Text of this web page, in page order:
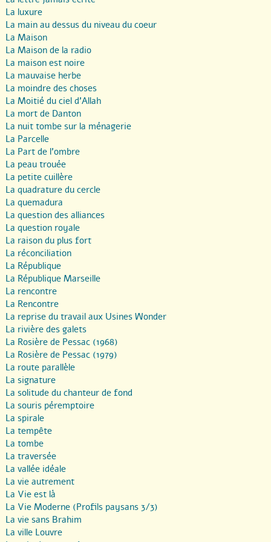
La luxure
La main au dessus du niveau du coeur
La Maison
La Maison de la radio
La maison est noire
La mauvaise herbe
La moindre des choses
La Moitié du ciel d’Allah
La mort de Danton
La nuit tombe sur la ménagerie
La Parcelle
La Part de l’ombre
La peau trouée
La petite cuillère
La quadrature du cercle
La quemadura
La question des alliances
La question royale
La raison du plus fort
La réconciliation
La République
La République Marseille
La rencontre
La Rencontre
La reprise du travail aux Usines Wonder
La rivière des galets
La Rosière de Pessac (1968)
La Rosière de Pessac (1979)
La route parallèle
La signature
La solitude du chanteur de fond
La souris péremptoire
La spirale
La tempête
La tombe
La traversée
La vallée idéale
La vie autrement
La Vie est là
La Vie Moderne (Profils paysans 3/3)
La vie sans Brahim
La ville Louvre